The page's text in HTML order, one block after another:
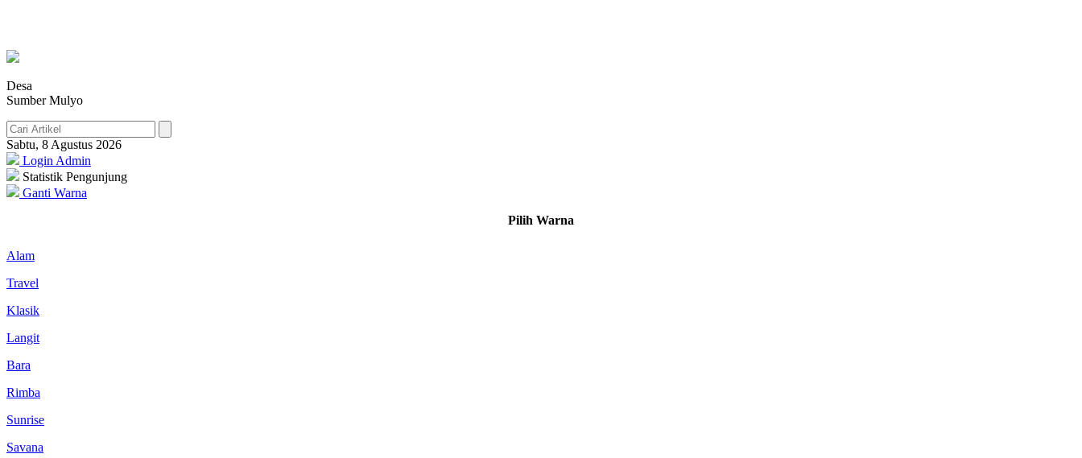
Desa
Sumber Mulyo
Sabtu, 8 Agustus 2026
Login Admin
Statistik Pengunjung
Ganti Warna
Pilih Warna
Alam
Travel
Klasik
Langit
Bara
Rimba
Sunrise
Savana